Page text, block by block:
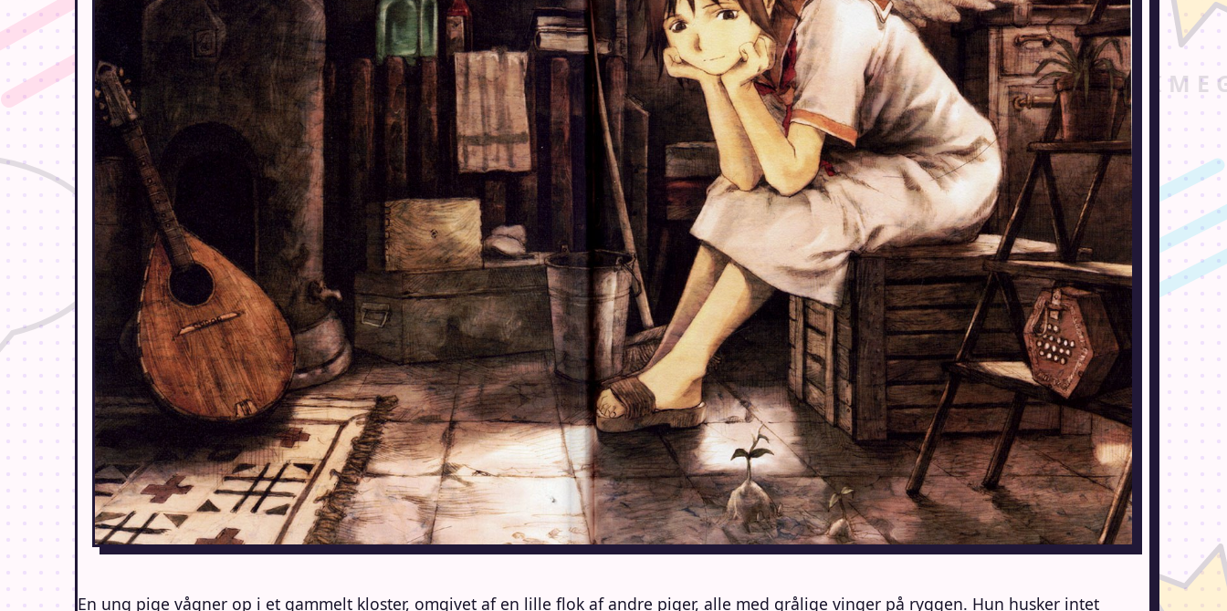
En ung pige vågner op i et gammelt kloster, omgivet af en lille flok af andre piger, alle med grålige vinger på ryggen. Hun husker intet